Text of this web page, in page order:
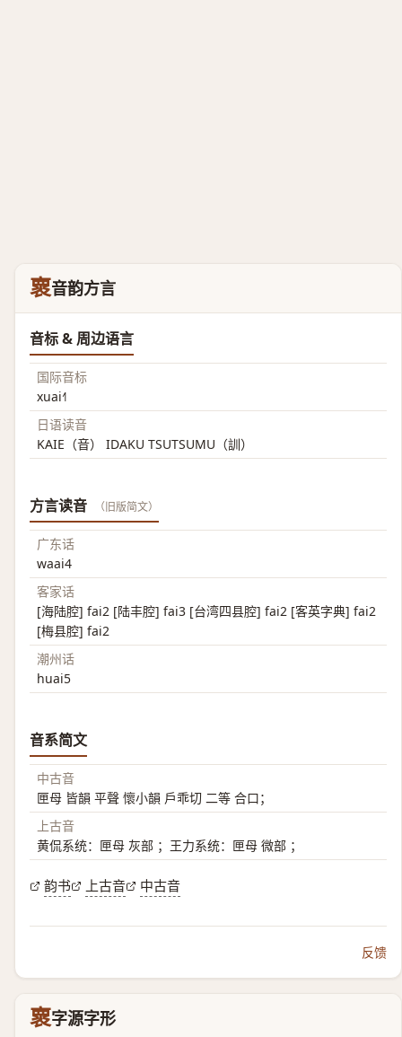
褱音韵方言
音标 & 周边语言
国际音标
xuai˧˥
日语读音
KAIE（音） IDAKU TSUTSUMU（訓）
方言读音 （旧版简文）
广东话
waai4
客家话
[海陆腔] fai2 [陆丰腔] fai3 [台湾四县腔] fai2 [客英字典] fai2
[梅县腔] fai2
潮州话
huai5
音系简文
中古音
匣母 皆韻 平聲 懷小韻 戶乖切 二等 合口；
上古音
黄侃系统：匣母 灰部 ；王力系统：匣母 微部 ；
韵书 上古音 中古音
反馈
褱字源字形